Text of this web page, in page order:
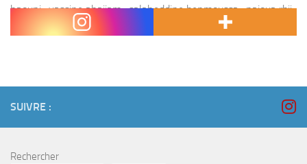
haouni , yassine ahajjam , salaheddine benmoussa , najoua rbii .
Réalisateur : abdesslam kelai . Film : Miah sawdaa ,...
SUIVRE :
Rechercher